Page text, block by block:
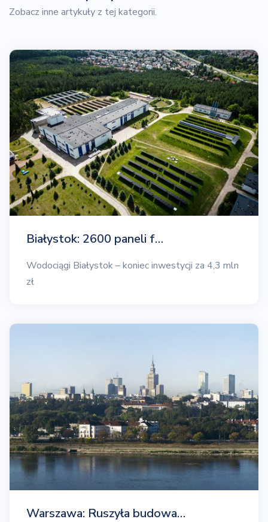
Zobacz inne artykuły z tej kategorii.
Białystok: 2600 paneli f…
Wodociągi Białystok – koniec inwestycji za 4,3 mln
zł
Warszawa: Ruszyła budowa…